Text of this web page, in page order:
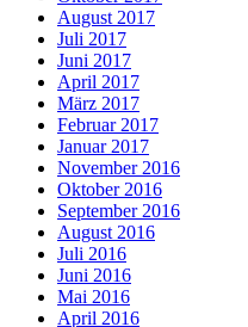
August 2017
Juli 2017
Juni 2017
April 2017
März 2017
Februar 2017
Januar 2017
November 2016
Oktober 2016
September 2016
August 2016
Juli 2016
Juni 2016
Mai 2016
April 2016